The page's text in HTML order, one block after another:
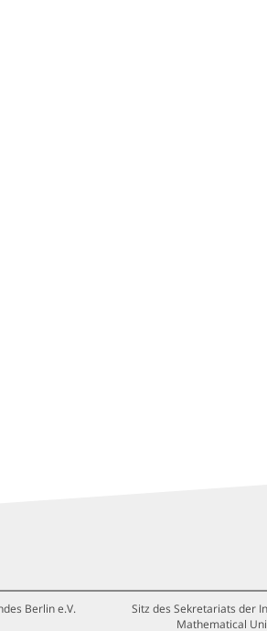
Berlin e.V.
Sitz des Sekretariats der
Mathematical